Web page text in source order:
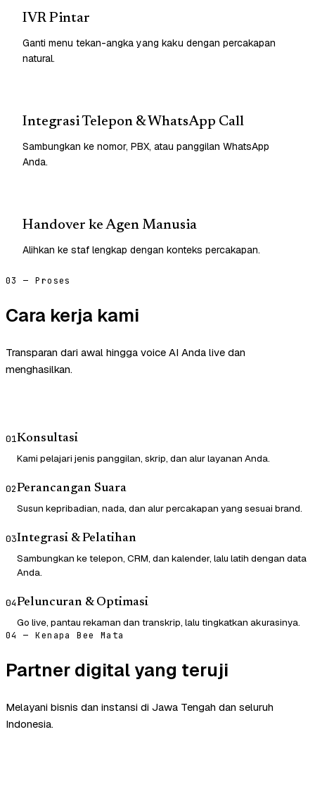
IVR Pintar
Ganti menu tekan-angka yang kaku dengan percakapan
natural.
Integrasi Telepon & WhatsApp Call
Sambungkan ke nomor, PBX, atau panggilan WhatsApp
Anda.
Handover ke Agen Manusia
Alihkan ke staf lengkap dengan konteks percakapan.
03 — Proses
Cara kerja kami
Transparan dari awal hingga voice AI Anda live dan
menghasilkan.
01Konsultasi
Kami pelajari jenis panggilan, skrip, dan alur layanan Anda.
02Perancangan Suara
Susun kepribadian, nada, dan alur percakapan yang sesuai brand.
03Integrasi & Pelatihan
Sambungkan ke telepon, CRM, dan kalender, lalu latih dengan data
Anda.
04Peluncuran & Optimasi
Go live, pantau rekaman dan transkrip, lalu tingkatkan akurasinya.
04 — Kenapa Bee Mata
Partner digital yang teruji
Melayani bisnis dan instansi di Jawa Tengah dan seluruh
Indonesia.